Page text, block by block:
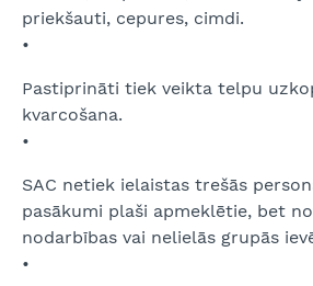
priekšauti, cepures, cimdi.
•
Pastiprināti tiek veikta telpu
kvarcošana.
•
SAC netiek ielaistas trešās
pasākumi plaši apmeklētie, bet
nodarbības vai nelielās grupās
•